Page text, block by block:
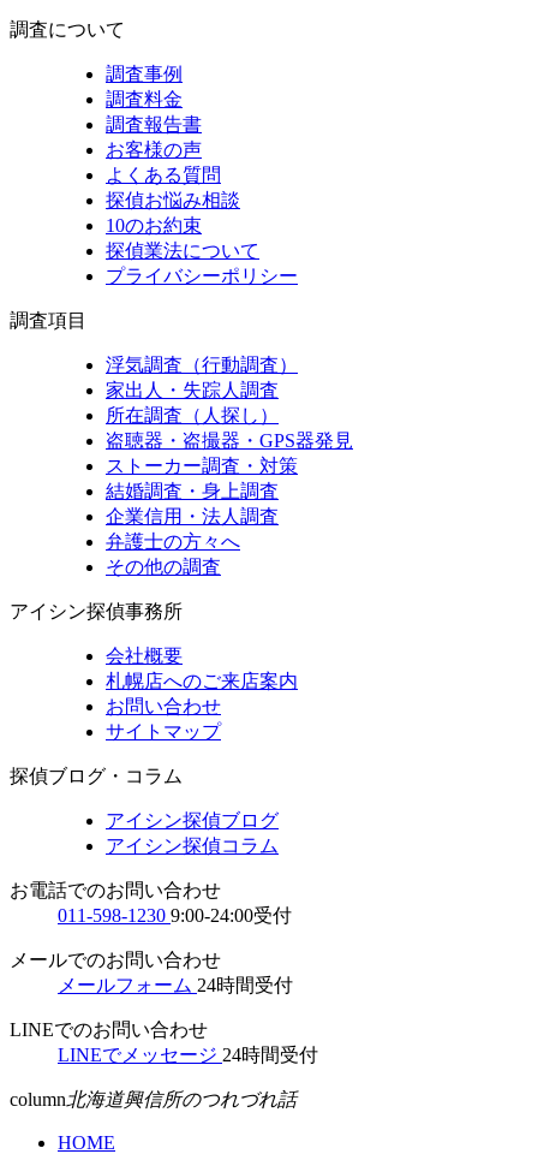
調査について
調査事例
調査料金
調査報告書
お客様の声
よくある質問
探偵お悩み相談
10のお約束
探偵業法について
プライバシーポリシー
調査項目
浮気調査（行動調査）
家出人・失踪人調査
所在調査（人探し）
盗聴器・盗撮器・GPS器発見
ストーカー調査・対策
結婚調査・身上調査
企業信用・法人調査
弁護士の方々へ
その他の調査
アイシン探偵事務所
会社概要
札幌店へのご来店案内
お問い合わせ
サイトマップ
探偵ブログ・コラム
アイシン探偵ブログ
アイシン探偵コラム
お電話でのお問い合わせ
011-598-1230 9:00-24:00受付
メールでのお問い合わせ
メールフォーム 24時間受付
LINEでのお問い合わせ
LINEでメッセージ 24時間受付
column北海道興信所のつれづれ話
HOME